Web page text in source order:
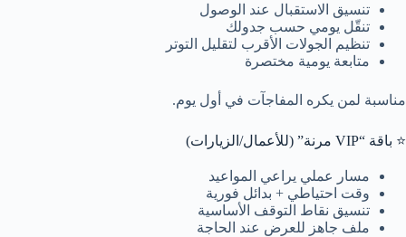
تنسيق الاستقبال عند الوصول
تنقّل يومي حسب جدولك
تنظيم الجولات الأقرب لتقليل التوتر
متابعة يومية مختصرة
مناسبة لمن يكره المفاجآت في أول يوم.
⭐ باقة “VIP مرنة” (للأعمال/الزيارات)
مسار عملي يراعي المواعيد
وقت احتياطي + بدائل فورية
تنسيق نقاط التوقف الأساسية
ملف جاهز للعرض عند الحاجة